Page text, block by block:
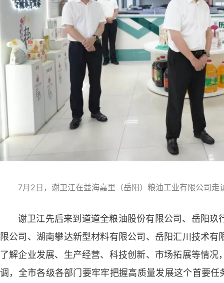
7月2日，谢卫江在益海嘉里（岳阳）粮油工业有限公司走
谢卫江先后来到道道全粮油股份有限公司、岳阳
限公司、湖南攀达新型材料有限公司、岳阳汇川技术
了解企业发展、生产经营、科技创新、市场拓展等情
调，全市各级各部门要牢牢把握高质量发展这个首要